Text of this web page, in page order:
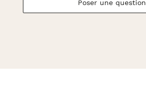
Poser une question